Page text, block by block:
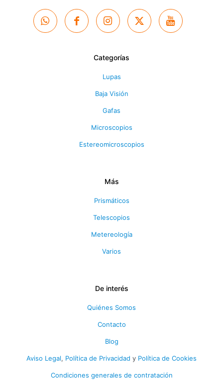
Categorías
Lupas
Baja Visión
Gafas
Microscopios
Estereomicroscopios
Más
Prismáticos
Telescopios
Metereología
Varios
De interés
Quiénes Somos
Contacto
Blog
Aviso Legal, Política de Privacidad y Política de Cookies
Condiciones generales de contratación